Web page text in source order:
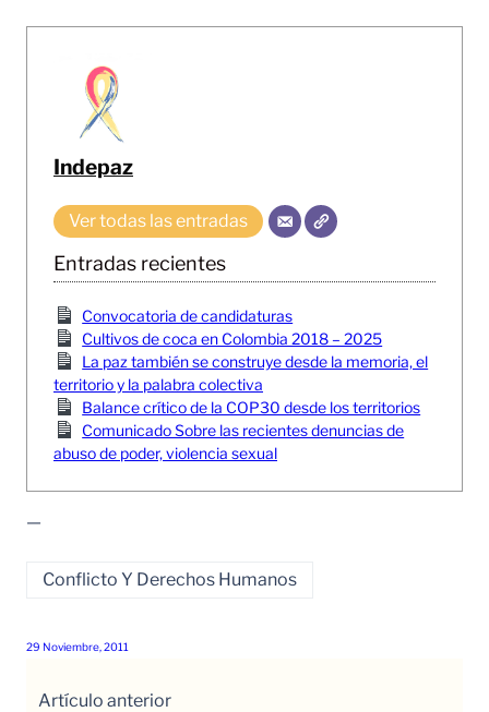
Indepaz
Ver todas las entradas
Entradas recientes
Convocatoria de candidaturas
Cultivos de coca en Colombia 2018 – 2025
La paz también se construye desde la memoria, el
territorio y la palabra colectiva
Balance crítico de la COP30 desde los territorios
Comunicado Sobre las recientes denuncias de
abuso de poder, violencia sexual
—
Conflicto Y Derechos Humanos
29 Noviembre, 2011
Artículo anterior